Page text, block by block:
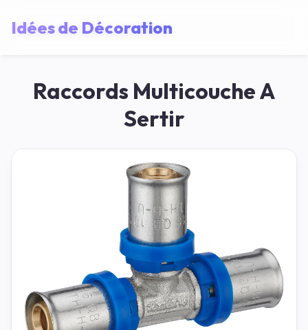
Idées de Décoration
Raccords Multicouche A
Sertir